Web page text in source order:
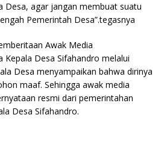
Desa, agar jangan membuat suatu
Pemerintah Desa”.tegasnya
Awak Media
Kepala Desa Sifahandro melalui
Desa menyampaikan bahwa dirinya
maaf. Sehingga awak media
resmi dari pemerintahan
Desa Sifahandro.